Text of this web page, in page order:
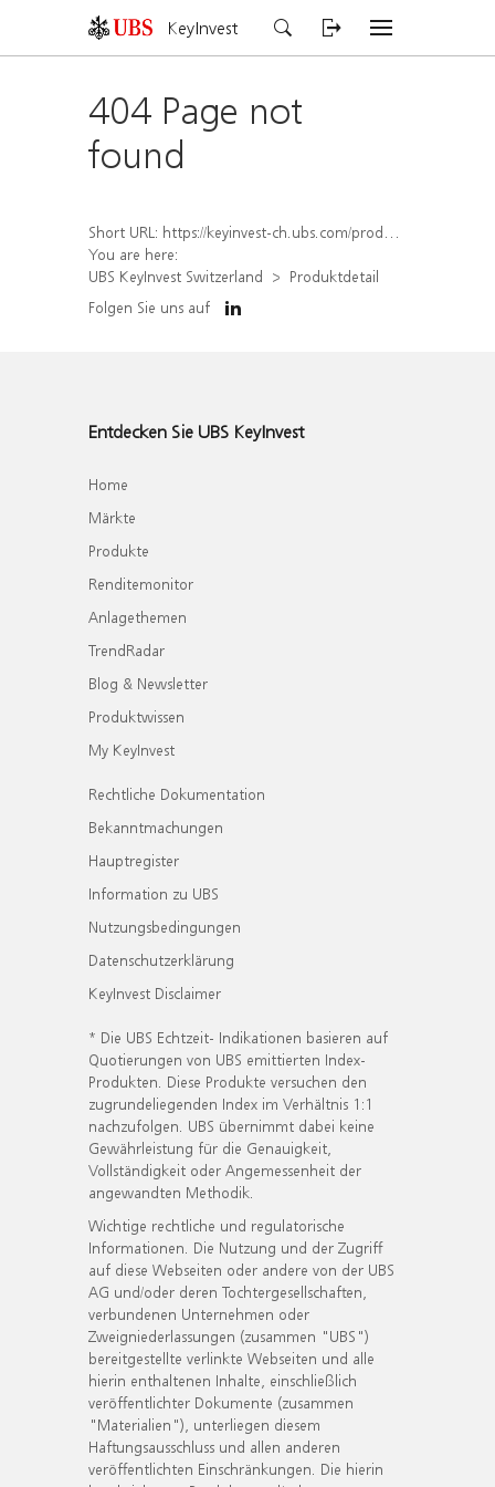
KeyInvest
404 Page not
found
Short URL: https://keyinvest-ch.ubs.com/produkt/detail/index/isin/CH1577815678
You are here:
UBS KeyInvest Switzerland
Produktdetail
Folgen Sie uns auf
Entdecken Sie UBS KeyInvest
Home
Märkte
Produkte
Renditemonitor
Anlagethemen
TrendRadar
Blog & Newsletter
Produktwissen
My KeyInvest
Rechtliche Dokumentation
Bekanntmachungen
Hauptregister
Information zu UBS
Nutzungsbedingungen
Datenschutzerklärung
KeyInvest Disclaimer
* Die UBS Echtzeit- Indikationen basieren auf
Quotierungen von UBS emittierten Index-
Produkten. Diese Produkte versuchen den
zugrundeliegenden Index im Verhältnis 1:1
nachzufolgen. UBS übernimmt dabei keine
Gewährleistung für die Genauigkeit,
Vollständigkeit oder Angemessenheit der
angewandten Methodik.
Wichtige rechtliche und regulatorische
Informationen. Die Nutzung und der Zugriff
auf diese Webseiten oder andere von der UBS
AG und/oder deren Tochtergesellschaften,
verbundenen Unternehmen oder
Zweigniederlassungen (zusammen "UBS")
bereitgestellte verlinkte Webseiten und alle
hierin enthaltenen Inhalte, einschließlich
veröffentlichter Dokumente (zusammen
"Materialien"), unterliegen diesem
Haftungsausschluss und allen anderen
veröffentlichten Einschränkungen. Die hierin